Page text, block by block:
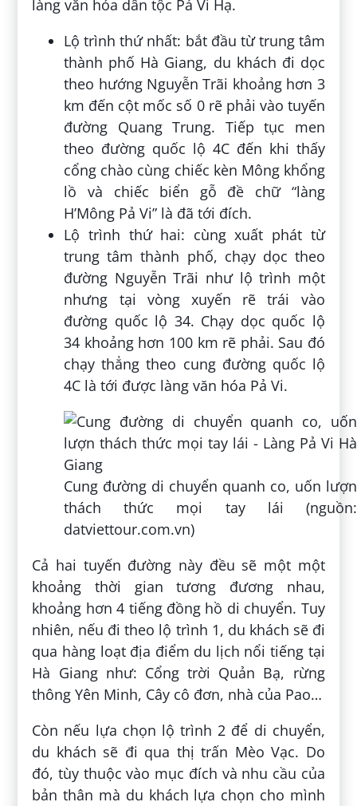
làng văn hóa dân tộc Pả Vi Hạ.
Lộ trình thứ nhất: bắt đầu từ trung tâm
thành phố Hà Giang, du khách đi dọc
theo hướng Nguyễn Trãi khoảng hơn 3
km đến cột mốc số 0 rẽ phải vào tuyến
đường Quang Trung. Tiếp tục men
theo đường quốc lộ 4C đến khi thấy
cổng chào cùng chiếc kèn Mông khổng
lồ và chiếc biển gỗ đề chữ “làng
H’Mông Pả Vi” là đã tới đích.
Lộ trình thứ hai: cùng xuất phát từ
trung tâm thành phố, chạy dọc theo
đường Nguyễn Trãi như lộ trình một
nhưng tại vòng xuyến rẽ trái vào
đường quốc lộ 34. Chạy dọc quốc lộ
34 khoảng hơn 100 km rẽ phải. Sau đó
chạy thẳng theo cung đường quốc lộ
4C là tới được làng văn hóa Pả Vi.
Cung đường di chuyển quanh co, uốn lượn
thách thức mọi tay lái (nguồn:
datviettour.com.vn)
Cả hai tuyến đường này đều sẽ một một
khoảng thời gian tương đương nhau,
khoảng hơn 4 tiếng đồng hồ di chuyển. Tuy
nhiên, nếu đi theo lộ trình 1, du khách sẽ đi
qua hàng loạt địa điểm du lịch nổi tiếng tại
Hà Giang như: Cổng trời Quản Bạ, rừng
thông Yên Minh, Cây cô đơn, nhà của Pao…
Còn nếu lựa chọn lộ trình 2 để di chuyển,
du khách sẽ đi qua thị trấn Mèo Vạc. Do
đó, tùy thuộc vào mục đích và nhu cầu của
bản thân mà du khách lựa chọn cho mình